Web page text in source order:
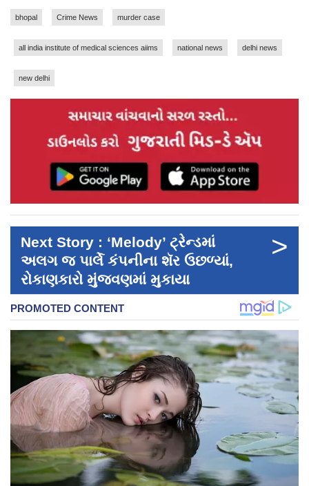
bhopal Crime News murder case
all india institute of medical sciences aiims national news delhi news
new delhi
Next Story : ‘Melody’ ટ્રેન્ડમાં
અલગ જ પાર્લે કંપનીના શૅર ઉછળ્યાં,
રોકાણકારો મુંજવણમાં મુકાયા
>